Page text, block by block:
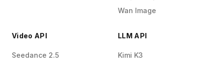
Wan Image
Video API
Seedance 2.5
LLM API
Kimi K3